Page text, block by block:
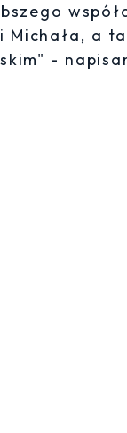
Michała, a
-